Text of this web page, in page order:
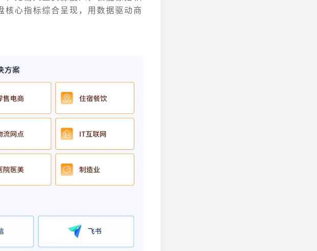
心指标综合呈现，用数据驱动商